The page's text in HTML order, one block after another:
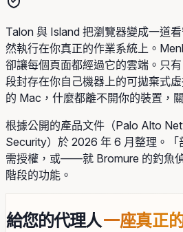
Talon 與 Island 把瀏覽器變成一道
然執行在你真正的作業系統上。
卻讓每個頁面都經過它的雲端。只
段封存在你自己機器上的可拋棄式
的 Mac，什麼都離不開你的裝置，
根據公開的產品文件（Palo Alto
Security）於 2026 年 6 月整理。「
需授權，或——就 Bromure 的釣魚
階段的功能。
給您的代理人一座真正